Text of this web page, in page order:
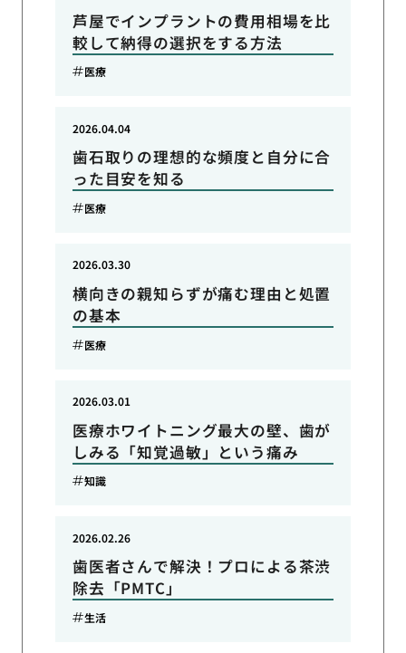
芦屋でインプラントの費用相場を比
較して納得の選択をする方法
医療
歯石取りの理想的な頻度と自分に合
った目安を知る
2026.04.04
医療
横向きの親知らずが痛む理由と処置
の基本
2026.03.30
医療
医療ホワイトニング最大の壁、歯が
しみる「知覚過敏」という痛み
2026.03.01
知識
歯医者さんで解決！プロによる茶渋
除去「PMTC」
2026.02.26
生活